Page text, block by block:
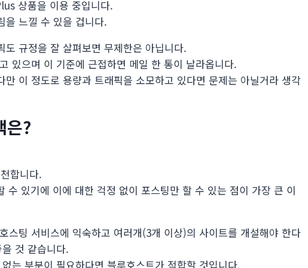
상품을 이용 중입니다.
을 느낄 수 있을 겁니다.
규정을 잘 살펴보면 무제한은 아닙니다.
있으며 이 기준에 근접하면 메일 한 통이 날라옵니다.
이 정도로 용량과 트래픽을 소모하고 있다면 문제는 아닐거라 생각
은?
합니다.
수 있기에 이에 대한 걱정 없이 포스팅만 할 수 있는 점이 가장 큰 이
스팅 서비스에 익숙하고 여러개(3개 이상)의 사이트를 개설해야 한다
것 같습니다.
는 부분이 필요하다면 블루호스트가 적합할 것입니다.